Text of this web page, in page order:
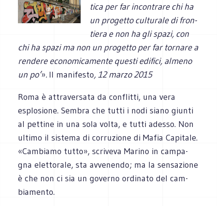
tica per far incon­trare chi ha
un pro­getto cul­tu­rale di fron­
tiera e non ha gli spazi, con
chi ha spazi ma non un pro­getto per far tor­nare a
ren­dere eco­no­mi­ca­mente que­sti edi­fici, almeno
un po’». Il manifesto, 12 marzo 2015
Roma è attra­ver­sata da con­flitti, una vera
esplo­sione. Sem­bra che tutti i nodi siano giunti
al pet­tine in una sola volta, e tutti adesso. Non
ultimo il sistema di cor­ru­zione di Mafia Capi­tale.
«Cam­biamo tutto», scri­veva Marino in cam­pa­
gna elet­to­rale, sta avve­nendo; ma la sen­sa­zione
è che non ci sia un governo ordi­nato del cam­
bia­mento.